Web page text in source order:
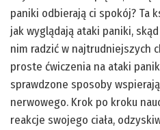
paniki odbierają ci spokój? Ta
jak wyglądają ataki paniki,
nim radzić w najtrudniejszych
proste ćwiczenia na ataki
sprawdzone sposoby
nerwowego. Krok po kroku
reakcje swojego ciała,